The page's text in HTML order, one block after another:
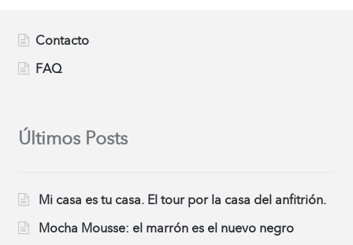
Contacto
FAQ
Últimos Posts
Mi casa es tu casa. El tour por la casa del anfitrión.
Mocha Mousse: el marrón es el nuevo negro